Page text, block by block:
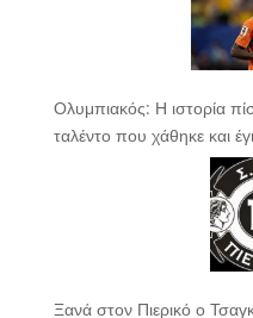
Ολυμπιακός: Η ιστορία
ταλέντο που χάθηκε και
Ξανά στον Πιερικό ο